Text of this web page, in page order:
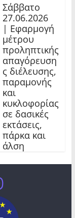
Σάββατο
27.06.2026
| Εφαρμογή
μέτρου
προληπτικής
απαγόρευση
ς διέλευσης,
παραμονής
και
κυκλοφορίας
σε δασικές
εκτάσεις,
πάρκα και
άλση